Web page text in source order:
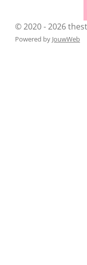
© 2020 - 2026
Powered by JouwWeb